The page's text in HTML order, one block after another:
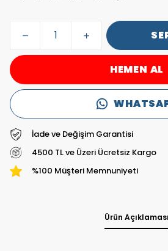
HEMEN AL
İade ve Değişim Garantisi
4500 TL ve Üzeri Ücretsiz Kargo
%100 Müşteri Memnuniyeti
Ürün Açıklaması